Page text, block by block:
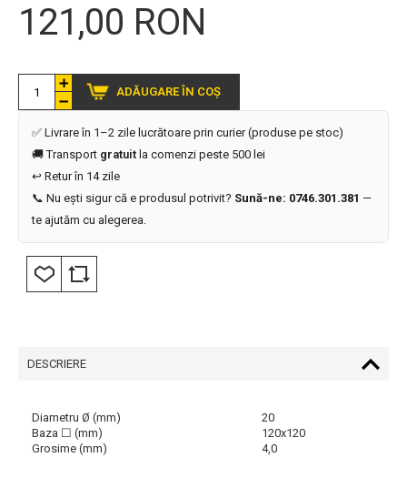
121,00 RON
ADĂUGARE ÎN COȘ
✅ Livrare în 1–2 zile lucrătoare prin curier (produse pe stoc)
🚚 Transport gratuit la comenzi peste 500 lei
↩️ Retur în 14 zile
📞 Nu ești sigur că e produsul potrivit? Sună-ne: 0746.301.381 —
te ajutăm cu alegerea.
DESCRIERE
Diametru Ø (mm)
20
Baza ☐ (mm)
120x120
Grosime (mm)
4,0